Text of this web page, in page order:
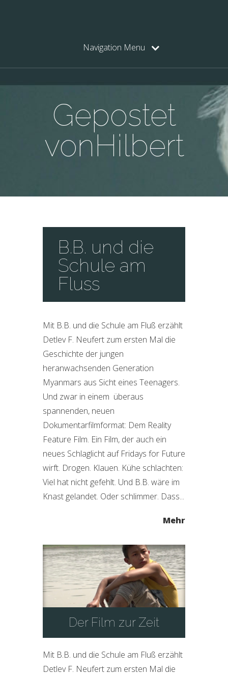
Navigation Menu
Gepostet
vonHilbert
B.B. und die
Schule am
Fluss
Mit B.B. und die Schule am Fluß erzählt
Detlev F. Neufert zum ersten Mal die
Geschichte der jungen
heranwachsenden Generation
Myanmars aus Sicht eines Teenagers.
Und zwar in einem überaus
spannenden, neuen
Dokumentarfilmformat: Dem Reality
Feature Film. Ein Film, der auch ein
neues Schlaglicht auf Fridays for Future
wirft. Drogen. Klauen. Kühe schlachten:
Viel hat nicht gefehlt. Und B.B. wäre im
Knast gelandet. Oder schlimmer. Dass...
Mehr
Der Film zur Zeit
Mit B.B. und die Schule am Fluß erzählt
Detlev F. Neufert zum ersten Mal die